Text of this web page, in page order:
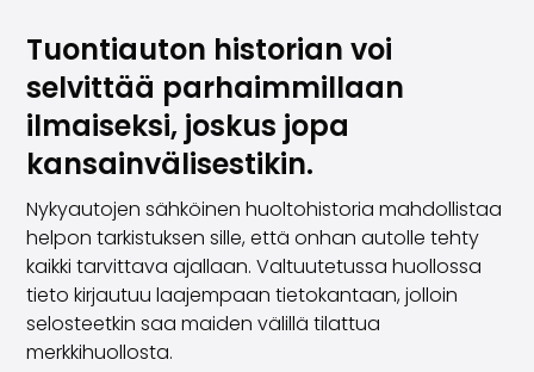
Produkter & tjänster
Ytterligare biltjänster
SakaVarma
SakaKasko
Finansiering
SakaVarma för kommersiella fordon
Tillbehör till bilen
Dragkrokar
Däck till din bil
Köpa bil på distans
Saka Select
Tuontiauton historian voi
selvittää parhaimmillaan
ilmaiseksi, joskus jopa
kansainvälisestikin.
Nykyautojen sähköinen huoltohistoria mahdollistaa
helpon tarkistuksen sille, että onhan autolle tehty
kaikki tarvittava ajallaan. Valtuutetussa huollossa
tieto kirjautuu laajempaan tietokantaan, jolloin
selosteetkin saa maiden välillä tilattua
merkkihuollosta.